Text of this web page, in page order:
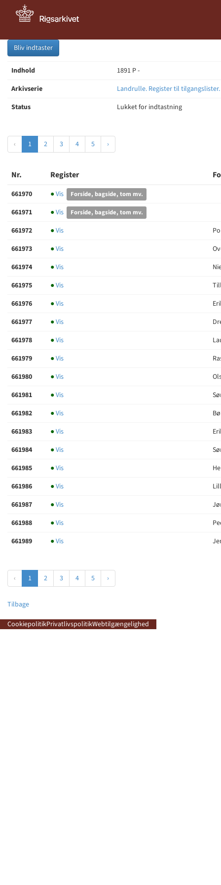
Bliv indtaster
Indhold
1891 P -
Arkivserie
Landrulle. Register til
Status
Lukket for indtastning
‹ 1 2 3 4 5 ›
Nr. Register
661970 ●Vis Forside, bagside, tom mv.
661971 ●Vis Forside, bagside, tom mv.
661972 ●Vis
661973
●Vis
661974
●Vis
661975
●Vis
661976
●Vis
661977
●Vis
661978
●Vis
661979
●Vis
661980
●Vis
661981
●Vis
661982
●Vis
661983
●Vis
661984
●Vis
661985
●Vis
661986
●Vis
661987
●Vis
661988
●Vis
661989
●Vis
‹ 1 2 3 4 5 ›
Tilbage
CookiepolitikPrivatlivspolitikWebtilgængelighed